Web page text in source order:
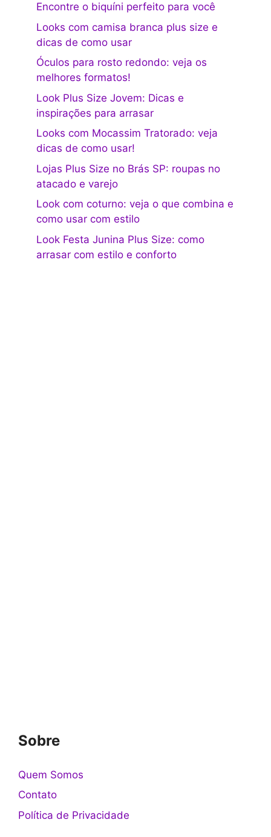
Encontre o biquíni perfeito para você
Looks com camisa branca plus size e
dicas de como usar
Óculos para rosto redondo: veja os
melhores formatos!
Look Plus Size Jovem: Dicas e
inspirações para arrasar
Looks com Mocassim Tratorado: veja
dicas de como usar!
Lojas Plus Size no Brás SP: roupas no
atacado e varejo
Look com coturno: veja o que combina e
como usar com estilo
Look Festa Junina Plus Size: como
arrasar com estilo e conforto
Sobre
Quem Somos
Contato
Política de Privacidade